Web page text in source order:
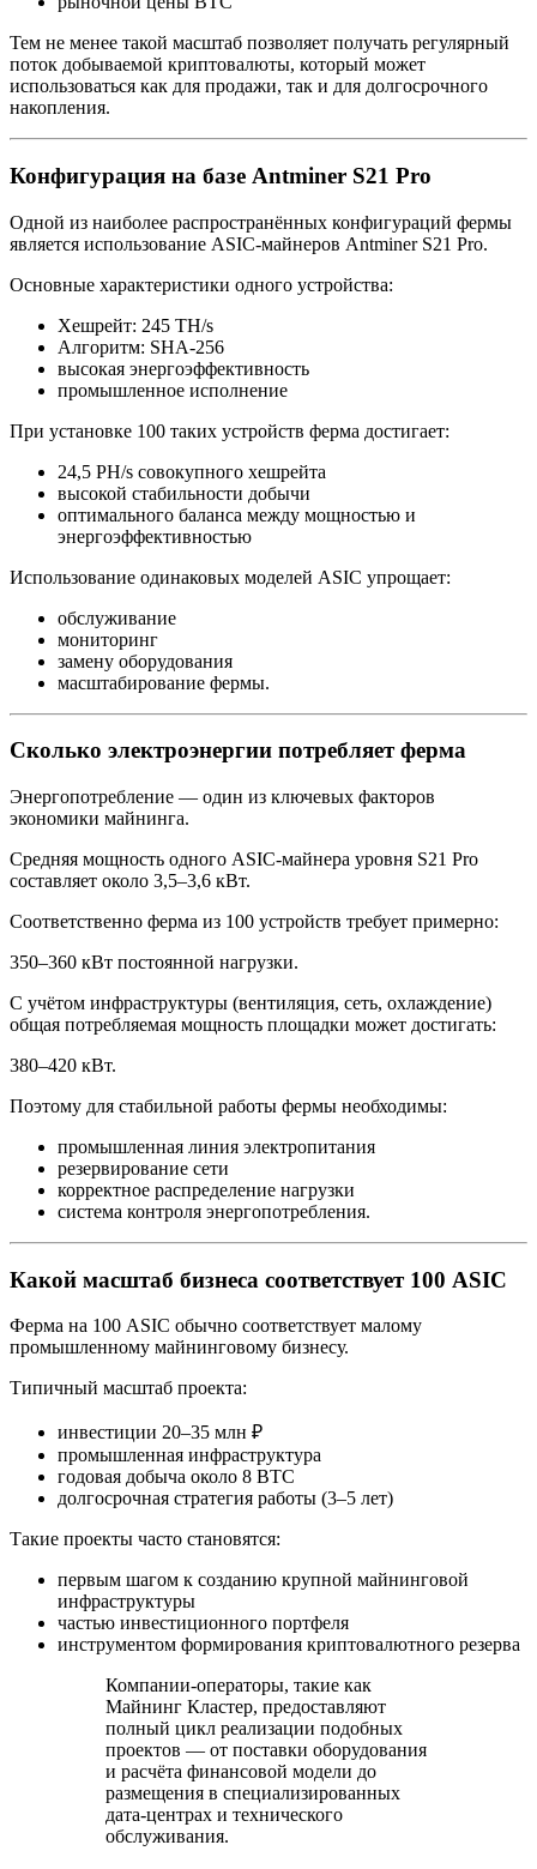
Тем не менее такой масштаб позволяет получать регулярный
поток добываемой криптовалюты, который может
использоваться как для продажи, так и для долгосрочного
накопления.
Конфигурация на базе Antminer S21 Pro
Одной из наиболее распространённых конфигураций фермы
является использование ASIC‑майнеров Antminer S21 Pro.
Основные характеристики одного устройства:
Хешрейт: 245 TH/s
Алгоритм: SHA‑256
высокая энергоэффективность
промышленное исполнение
При установке 100 таких устройств ферма достигает:
24,5 PH/s совокупного хешрейта
высокой стабильности добычи
оптимального баланса между мощностью и
энергоэффективностью
Использование одинаковых моделей ASIC упрощает:
обслуживание
мониторинг
замену оборудования
масштабирование фермы.
Сколько электроэнергии потребляет ферма
Энергопотребление — один из ключевых факторов
экономики майнинга.
Средняя мощность одного ASIC‑майнера уровня S21 Pro
составляет около 3,5–3,6 кВт.
Соответственно ферма из 100 устройств требует примерно:
350–360 кВт постоянной нагрузки.
С учётом инфраструктуры (вентиляция, сеть, охлаждение)
общая потребляемая мощность площадки может достигать:
380–420 кВт.
Поэтому для стабильной работы фермы необходимы:
промышленная линия электропитания
резервирование сети
корректное распределение нагрузки
система контроля энергопотребления.
Какой масштаб бизнеса соответствует 100 ASIC
Ферма на 100 ASIC обычно соответствует малому
промышленному майнинговому бизнесу.
Типичный масштаб проекта:
инвестиции 20–35 млн ₽
промышленная инфраструктура
годовая добыча около 8 BTC
долгосрочная стратегия работы (3–5 лет)
Такие проекты часто становятся:
первым шагом к созданию крупной майнинговой
инфраструктуры
частью инвестиционного портфеля
инструментом формирования криптовалютного резерва
Компании‑операторы, такие как
Майнинг Кластер, предоставляют
полный цикл реализации подобных
проектов — от поставки оборудования
и расчёта финансовой модели до
размещения в специализированных
дата‑центрах и технического
обслуживания.